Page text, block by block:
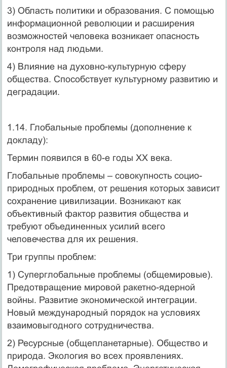
3) Область политики и образования. С помощью
информационной революции и расширения
возможностей человека возникает опасность
контроля над людьми.
4) Влияние на духовно-культурную сферу
общества. Способствует культурному развитию и
деградации.
1.14. Глобальные проблемы (дополнение к
докладу):
Термин появился в 60-е годы ХХ века.
Глобальные проблемы – совокупность социо-
природных проблем, от решения которых зависит
сохранение цивилизации. Возникают как
объективный фактор развития общества и
требуют объединенных усилий всего
человечества для их решения.
Три группы проблем:
1) Суперглобальные проблемы (общемировые).
Предотвращение мировой ракетно-ядерной
войны. Развитие экономической интеграции.
Новый международный порядок на условиях
взаимовыгодного сотрудничества.
2) Ресурсные (общепланетарные). Общество и
природа. Экология во всех проявлениях.